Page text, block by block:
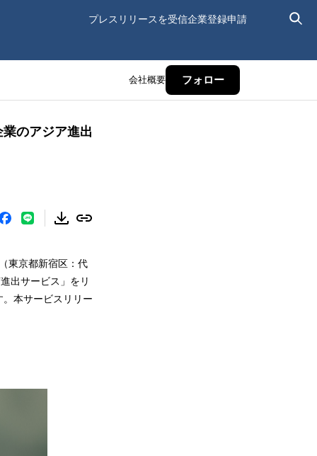
プレスリリースを受信企業登録申請
会社概要 フォロー
のアジア進出
東京都新宿区：代
出サービス」をリ
本サービスリリー